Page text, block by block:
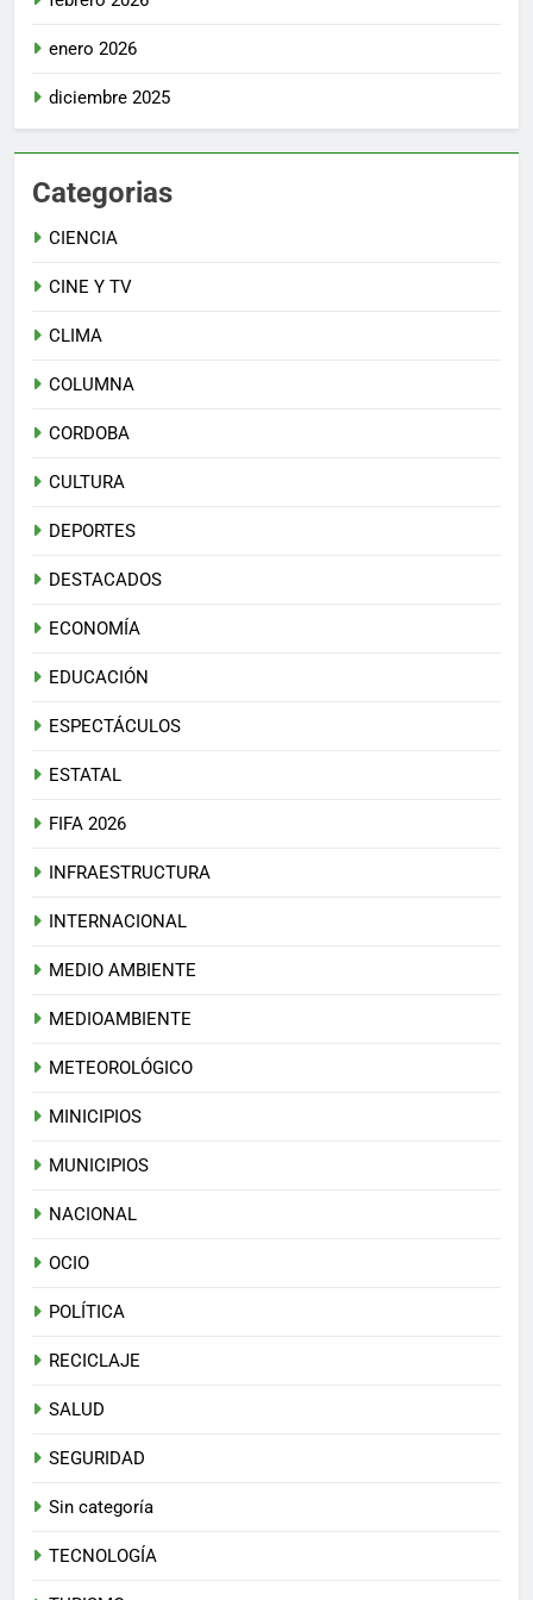
enero 2026
diciembre 2025
Categorias
CIENCIA
CINE Y TV
CLIMA
COLUMNA
CORDOBA
CULTURA
DEPORTES
DESTACADOS
ECONOMÍA
EDUCACIÓN
ESPECTÁCULOS
ESTATAL
FIFA 2026
INFRAESTRUCTURA
INTERNACIONAL
MEDIO AMBIENTE
MEDIOAMBIENTE
METEOROLÓGICO
MINICIPIOS
MUNICIPIOS
NACIONAL
OCIO
POLÍTICA
RECICLAJE
SALUD
SEGURIDAD
Sin categoría
TECNOLOGÍA